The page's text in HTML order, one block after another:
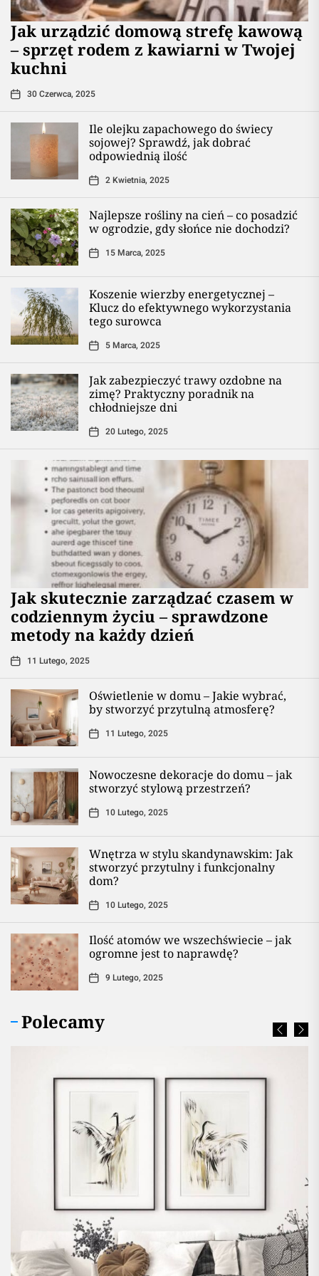
​Jak urządzić domową strefę kawową
– sprzęt rodem z kawiarni w Twojej
kuchni
30 Czerwca, 2025
Ile olejku zapachowego do świecy
sojowej? Sprawdź, jak dobrać
odpowiednią ilość
2 Kwietnia, 2025
Najlepsze rośliny na cień – co posadzić
w ogrodzie, gdy słońce nie dochodzi?
15 Marca, 2025
Koszenie wierzby energetycznej –
Klucz do efektywnego wykorzystania
tego surowca
5 Marca, 2025
Jak zabezpieczyć trawy ozdobne na
zimę? Praktyczny poradnik na
chłodniejsze dni
20 Lutego, 2025
Jak skutecznie zarządzać czasem w
codziennym życiu – sprawdzone
metody na każdy dzień
11 Lutego, 2025
Oświetlenie w domu – Jakie wybrać,
by stworzyć przytulną atmosferę?
11 Lutego, 2025
Nowoczesne dekoracje do domu – jak
stworzyć stylową przestrzeń?
10 Lutego, 2025
Wnętrza w stylu skandynawskim: Jak
stworzyć przytulny i funkcjonalny
dom?
10 Lutego, 2025
Ilość atomów we wszechświecie – jak
ogromne jest to naprawdę?
9 Lutego, 2025
Polecamy